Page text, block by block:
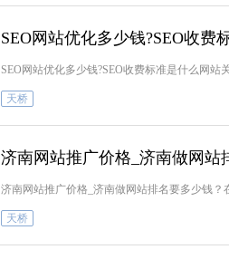
SEO网站优化多少钱?SEO收费
SEO网站优化多少钱?SEO收费标准是什么网
天桥
济南网站推广价格_济南做网站
济南网站推广价格_济南做网站排名要多少钱
天桥